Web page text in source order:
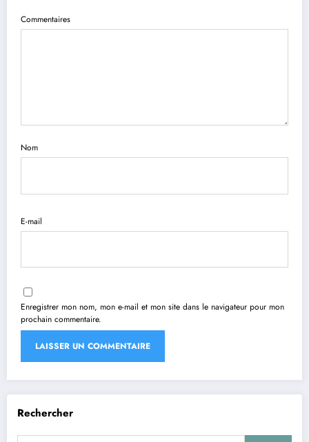
Commentaires
Nom
E-mail
Enregistrer mon nom, mon e-mail et mon site dans le navigateur pour mon
prochain commentaire.
Rechercher